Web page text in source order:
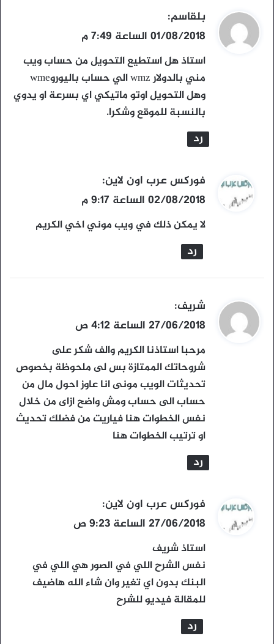
ي
ق
و
ل
بلقاسم:
01/08/2018 الساعة 7:49 م
استاذ هل استطيع التحويل من حساب ويب
مني بالدولار wmz الي حساب باليوروwme
وهل التحويل اوتو ماتيكي اي بسرعة او يدوي
بالنسبة للموقع وشكرا.
رد
ي
ق
و
ل
فوركس عرب اون لاين:
02/08/2018 الساعة 9:17 م
لا يمكن ذلك في ويب موني اخي الكريم
رد
ي
ق
و
ل
شريف:
27/06/2018 الساعة 4:12 ص
مرحبا استاذنا الكريم والف شكر على
شروحاتك الممتازة بس لى ملحوظة بخصوص
تحديثات الويب مونى انا عاوز احول مال من
حساب الى حساب ومش واضح ازاى من خلال
نفس الخطوات هنا فياريت من فضلك تحديث
او ترتيب الخطوات هنا
رد
ي
ق
و
ل
فوركس عرب اون لاين:
27/06/2018 الساعة 9:23 ص
استاذ شريف
نفس الشرح اللي في الصور هي اللي في
البنك بدون اي تغير وان شاء الله هاضيف
للمقالة فيديو للشرح
رد